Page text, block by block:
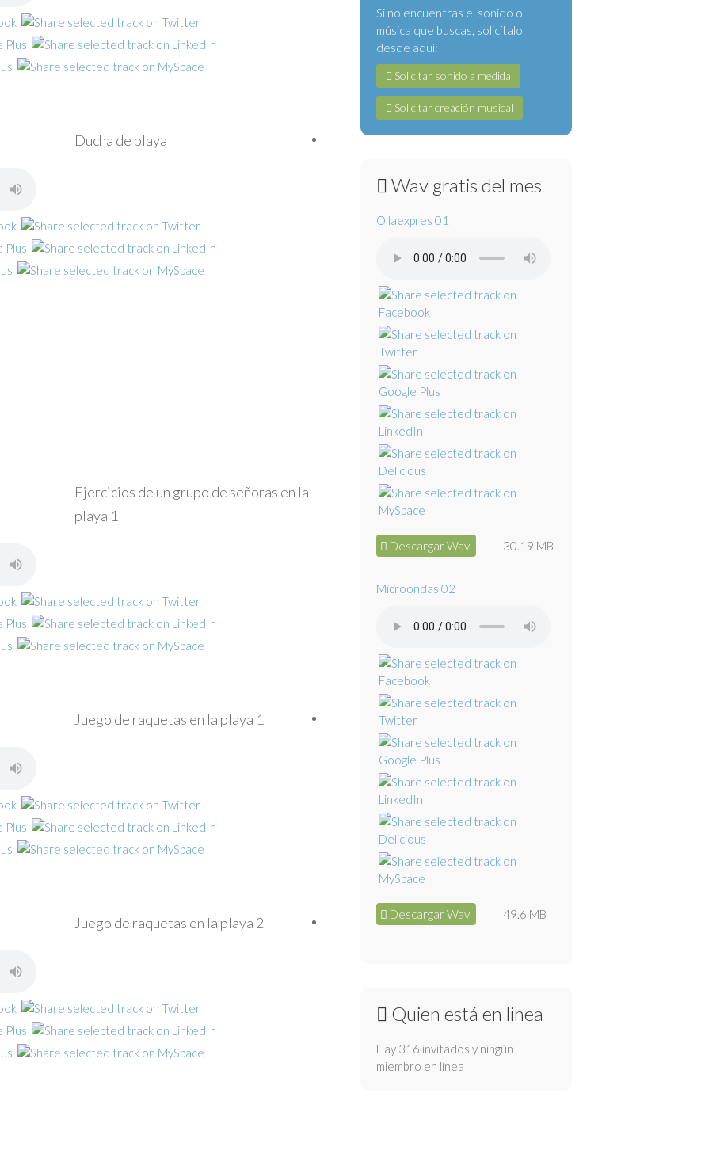
Ducha de playa
Ejercicios de un grupo de señoras en la
playa 1
Juego de raquetas en la playa 1
Juego de raquetas en la playa 2
Si no encuentras el sonido o
música que buscas, solicítalo
desde aquí:
Solicitar sonido a medida
Solicitar creación musical
Wav gratis del mes
Ollaexpres 01
Descargar Wav 30.19 MB
Microondas 02
Descargar Wav 49.6 MB
Quien está en linea
Hay 316 invitados y ningún
miembro en línea